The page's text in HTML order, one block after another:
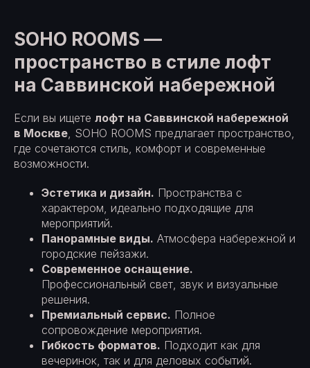
SOHO ROOMS —
пространство в стиле лофт
на Саввинской набережной
Если вы ищете лофт на Саввинской набережной
в Москве , SOHO ROOMS предлагает пространство,
где сочетаются стиль, комфорт и современные
возможности.
Эстетика и дизайн. Пространства с
характером, идеально подходящие для
мероприятий.
Панорамные виды. Атмосфера набережной и
городские пейзажи.
Современное оснащение.
Профессиональный свет, звук и визуальные
решения.
Премиальный сервис. Полное
сопровождение мероприятия.
Гибкость форматов. Подходит как для
вечеринок, так и для деловых событий.